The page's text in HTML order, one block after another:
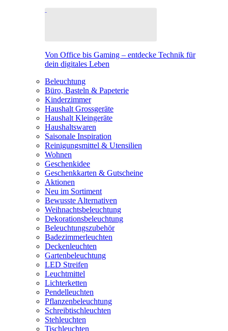
Von Office bis Gaming – entdecke Technik für
dein digitales Leben
Beleuchtung
Büro, Basteln & Papeterie
Kinderzimmer
Haushalt Grossgeräte
Haushalt Kleingeräte
Haushaltswaren
Saisonale Inspiration
Reinigungsmittel & Utensilien
Wohnen
Geschenkidee
Geschenkkarten & Gutscheine
Aktionen
Neu im Sortiment
Bewusste Alternativen
Weihnachtsbeleuchtung
Dekorationsbeleuchtung
Beleuchtungszubehör
Badezimmerleuchten
Deckenleuchten
Gartenbeleuchtung
LED Streifen
Leuchtmittel
Lichterketten
Pendelleuchten
Pflanzenbeleuchtung
Schreibtischleuchten
Stehleuchten
Tischleuchten